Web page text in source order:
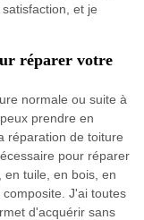
et je
réparer votre
normale ou suite à
prendre en
réparation de toiture
pour réparer
en tuile, en bois, en
J'ai toutes
d'acquérir sans